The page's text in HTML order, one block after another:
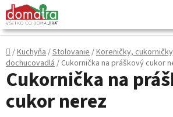
Prejsť
na
obsah
Domov
/Kuchyňa/Stolovanie/Koreničky,
dochucovadlá/ Cukornička na práškový cukor
Cukornička na
cukor nerez